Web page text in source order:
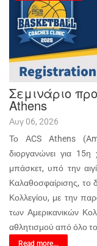
Σεμινάριο
Athens
Αυγ 06, 2026
Το ΑCS Athens
διοργανώνει για 15η
μπάσκετ, υπό την
Καλαθοσφαίρισης, το
Κολλεγίου, με την
των Αμερικανικών
αθλητισμού από όλο
Read more...